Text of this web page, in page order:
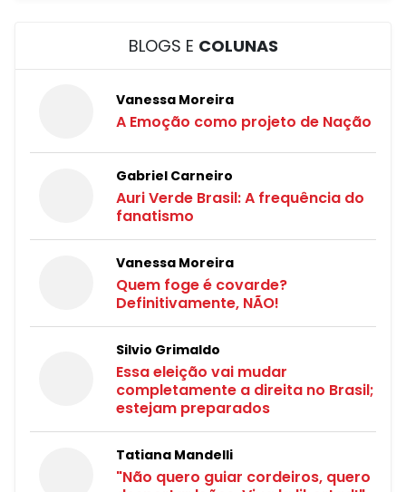
BLOGS E COLUNAS
Vanessa Moreira
A Emoção como projeto de Nação
Gabriel Carneiro
Auri Verde Brasil: A frequência do
fanatismo
Vanessa Moreira
Quem foge é covarde?
Definitivamente, NÃO!
Silvio Grimaldo
Essa eleição vai mudar
completamente a direita no Brasil;
estejam preparados
Tatiana Mandelli
"Não quero guiar cordeiros, quero